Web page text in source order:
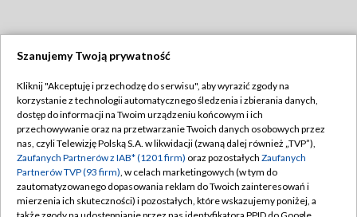
TVP
Abonament TVP
Emisja w TVP
Centrum informacji TVP
Naziemna Telewizja Cyfrowa
Regulamin TVP
Polityka prywatności
Moje zgody
Pomoc
Szanujemy Twoją prywatność
Kliknij "Akceptuję i przechodzę do serwisu", aby wyrazić zgody na
korzystanie z technologii automatycznego śledzenia i zbierania danych,
dostęp do informacji na Twoim urządzeniu końcowym i ich
przechowywanie oraz na przetwarzanie Twoich danych osobowych przez
nas, czyli Telewizję Polską S.A. w likwidacji (zwaną dalej również „TVP”),
Zaufanych Partnerów z IAB* (1201 firm) oraz pozostałych Zaufanych
Partnerów TVP (93 firm), w celach marketingowych (w tym do
zautomatyzowanego dopasowania reklam do Twoich zainteresowań i
mierzenia ich skuteczności) i pozostałych, które wskazujemy poniżej, a